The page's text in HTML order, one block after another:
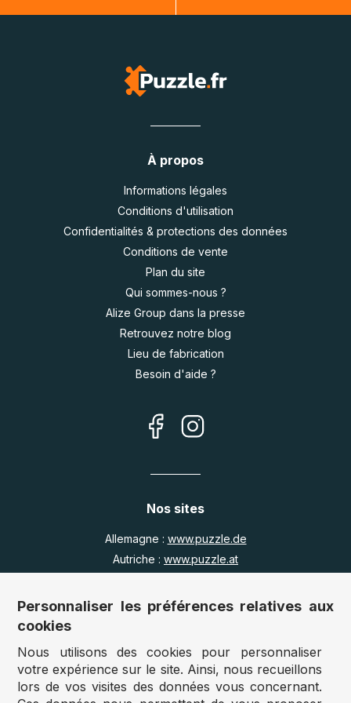
À propos
Informations légales
Conditions d'utilisation
Confidentialités & protections des données
Conditions de vente
Plan du site
Qui sommes-nous ?
Alize Group dans la presse
Retrouvez notre blog
Lieu de fabrication
Besoin d'aide ?
Nos sites
Allemagne : www.puzzle.de
Autriche : www.puzzle.at
Royaume Uni :
www.jigsawpuzzle.co.uk
Accès revendeurs / détaillants
Vous avez un magasin ?
Personnaliser les préférences relatives aux
cookies
Nous utilisons des cookies pour personnaliser
votre expérience sur le site. Ainsi, nous recueillons
lors de vos visites des données vous concernant.